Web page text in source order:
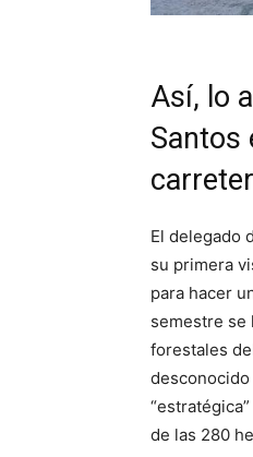
Así, lo
Santos
El delegado
su primera
para hacer
semestre se
forestales
desconocido
de las 280